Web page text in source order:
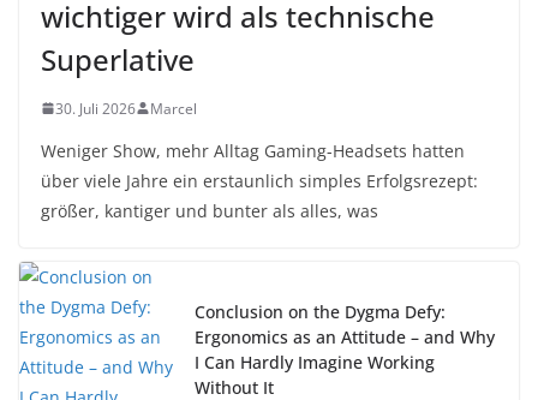
wichtiger wird als technische
Superlative
30. Juli 2026 Marcel
Weniger Show, mehr Alltag Gaming-Headsets hatten
über viele Jahre ein erstaunlich simples Erfolgsrezept:
größer, kantiger und bunter als alles, was
Conclusion on the Dygma Defy:
Ergonomics as an Attitude – and Why
I Can Hardly Imagine Working
Without It